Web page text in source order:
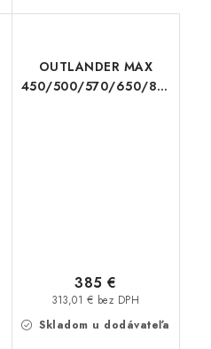
OUTLANDER MAX
450/500/570/650/800/
Skladom u dodávateľa
313,01 € bez DPH
385 €